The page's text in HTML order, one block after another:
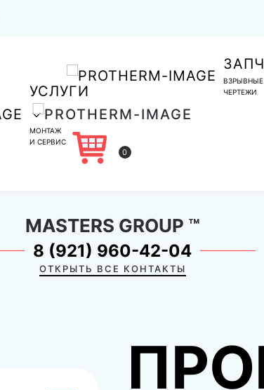
УСЛУГИ
МОНТАЖ
И СЕРВИС
ВЗРЫВНЫЕ
ЧЕРТЕЖИ
0
MASTERS GROUP ™
8 (921) 960-42-04
ОТКРЫТЬ ВСЕ КОНТАКТЫ